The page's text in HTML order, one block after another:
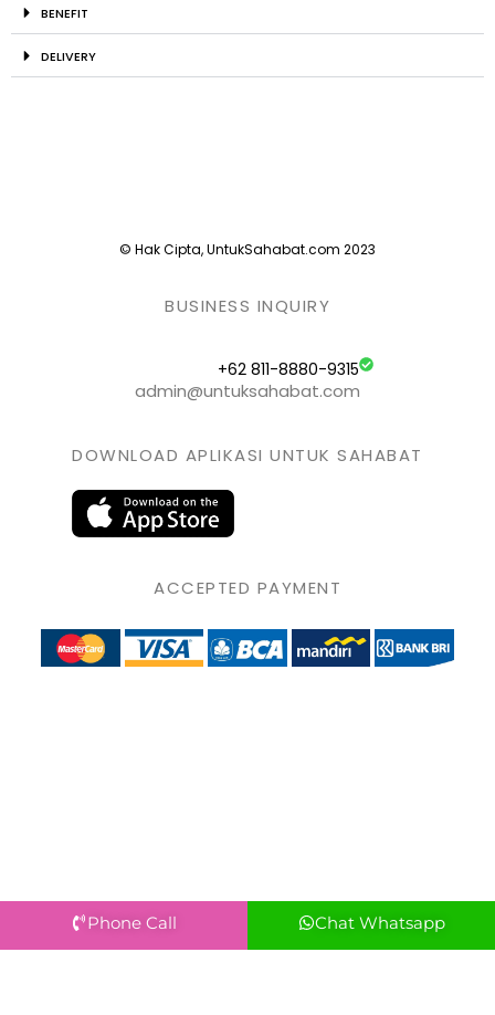
BENEFIT
DELIVERY
© Hak Cipta, UntukSahabat.com 2023
BUSINESS INQUIRY
+62 811-8880-9315
admin@untuksahabat.com
DOWNLOAD APLIKASI UNTUK SAHABAT
ACCEPTED PAYMENT
Phone Call Chat Whatsapp